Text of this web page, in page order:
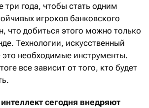
три года, чтобы стать одним
игроков банковского
что добиться этого можно только
Технологии, искусственный
это необходимые инструменты.
все зависит от того, кто будет
сегодня внедряют